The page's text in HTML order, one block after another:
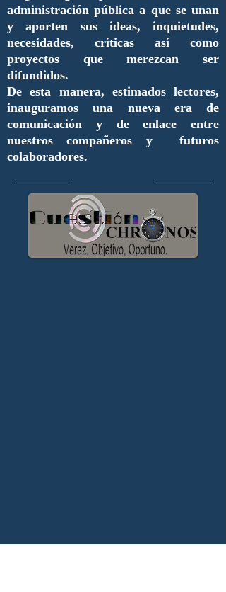
administración pública a que se unan
y aporten sus ideas, inquietudes,
necesidades, críticas así como
proyectos que merezcan ser
difundidos.
De esta manera, estimados lectores,
inauguramos una nueva era de
comunicación y de enlace entre
nuestros compañeros y futuros
colaboradores.